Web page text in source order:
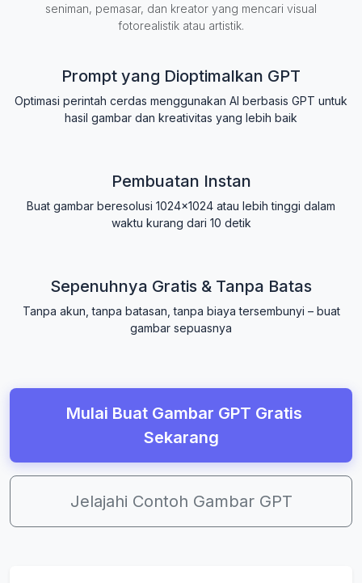
seniman, pemasar, dan kreator yang mencari visual
fotorealistik atau artistik.
Prompt yang Dioptimalkan GPT
Optimasi perintah cerdas menggunakan AI berbasis GPT untuk
hasil gambar dan kreativitas yang lebih baik
Pembuatan Instan
Buat gambar beresolusi 1024x1024 atau lebih tinggi dalam
waktu kurang dari 10 detik
Sepenuhnya Gratis & Tanpa Batas
Tanpa akun, tanpa batasan, tanpa biaya tersembunyi – buat
gambar sepuasnya
Mulai Buat Gambar GPT Gratis
Sekarang
Jelajahi Contoh Gambar GPT